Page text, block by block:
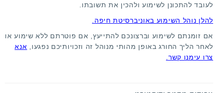
לעובד להתכונן לשימוע ולהכין את תשובתו.
להלן נוהל השימוע באוניברסיטת חיפה.
אם זומנתם לשימוע וברצונכם להתייעץ, אם פוטרתם ללא שימוע או
לאחר הליך החורג באופן מהותי מנוהל זה וזכויותיכם נפגעו, אנא
צרו עימנו קשר.